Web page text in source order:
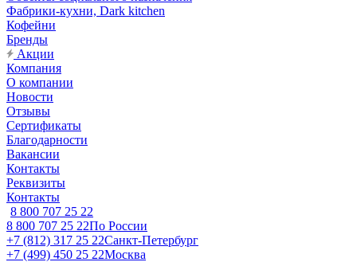
Фабрики-кухни, Dark kitchen
Кофейни
Бренды
Акции
Компания
О компании
Новости
Отзывы
Сертификаты
Благодарности
Вакансии
Контакты
Реквизиты
Контакты
8 800 707 25 22
8 800 707 25 22По России
+7 (812) 317 25 22Санкт-Петербург
+7 (499) 450 25 22Москва